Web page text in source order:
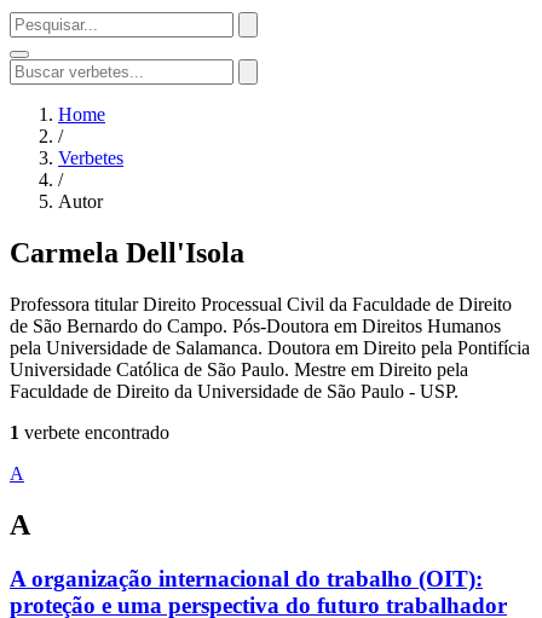
Home
/
Verbetes
/
Autor
Carmela Dell'Isola
Professora titular Direito Processual Civil da Faculdade de Direito
de São Bernardo do Campo. Pós-Doutora em Direitos Humanos
pela Universidade de Salamanca. Doutora em Direito pela Pontifícia
Universidade Católica de São Paulo. Mestre em Direito pela
Faculdade de Direito da Universidade de São Paulo - USP.
1 verbete encontrado
A
A
A organização internacional do trabalho (OIT):
proteção e uma perspectiva do futuro trabalhador